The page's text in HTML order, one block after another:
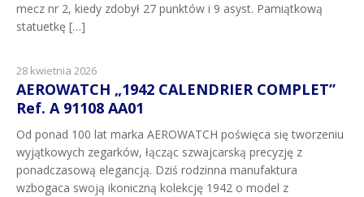
mecz nr 2, kiedy zdobył 27 punktów i 9 asyst. Pamiątkową
statuetkę […]
28 kwietnia 2026
AEROWATCH „1942 CALENDRIER COMPLET”
Ref. A 91108 AA01
Od ponad 100 lat marka AEROWATCH poświęca się tworzeniu
wyjątkowych zegarków, łącząc szwajcarską precyzję z
ponadczasową elegancją. Dziś rodzinna manufaktura
wzbogaca swoją ikoniczną kolekcję 1942 o model z